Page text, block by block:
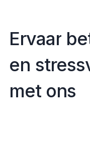
Ervaar be
en stress
met ons